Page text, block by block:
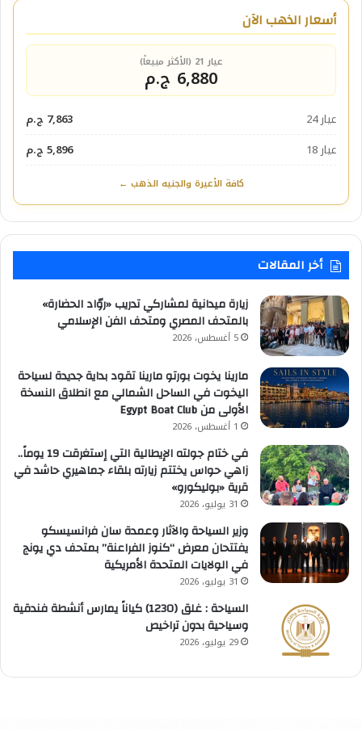
أسعار الذهب الآن
عيار 21 (الأكثر مبيعاً)
6,880 ج.م
عيار 24
7,863 ج.م
عيار 18
5,896 ج.م
كافة الأعيرة والجنيه الذهب ←
أخر المقالات
زيارة ميدانية لمشاركي تدريب «روّاد الحضارة»
بالمتحف المصري ومتحف الفن الإسلامي
5 أغسطس، 2026
مارينا يخوت بورتو مارينا تقود بداية جديدة لسياحة
اليخوت في الساحل الشمالي مع انطلاق النسخة
الأولى من Egypt Boat Club
1 أغسطس، 2026
في ختام جولته الإيطالية التي إستغرقت 19 يوماً..
زاهي حواس يختتم زيارته بلقاء جماهيري حاشد في
قرية «بوليكورو»
31 يوليو، 2026
وزير السياحة والآثار وعمدة سان فرانسيسكو
يفتتحان معرض “كنوز الفراعنة” بمتحف دي يونج
في الولايات المتحدة الأمريكية
31 يوليو، 2026
السياحة : غلق (1230) كياناً يمارس أنشطة فندقية
وسياحية بدون تراخيص
29 يوليو، 2026